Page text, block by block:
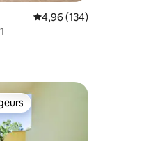
commentaires : 4,92 sur 5
Évaluation moyenne
4,96 (134)
les plus appréciés